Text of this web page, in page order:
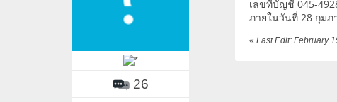
26
เลขที่บัญชี 045-
ภายในวันที่ 28 กุมภ
« Last Edit: February